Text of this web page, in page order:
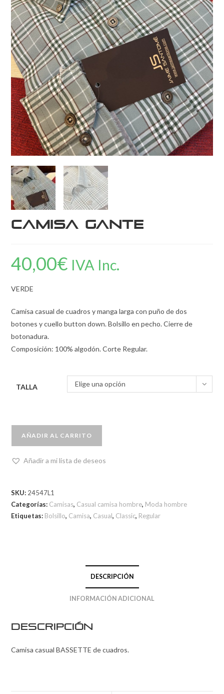
CAMISA GANTE
40,00€ IVA Inc.
VERDE
Camisa casual de cuadros y manga larga con puño de dos
botones y cuello button down. Bolsillo en pecho. Cierre de
botonadura.
Composición: 100% algodón. Corte Regular.
TALLA Elige una opción
AÑADIR AL CARRITO
Añadir a mi lista de deseos
SKU: 24547L1
Categorías: Camisas, Casual camisa hombre, Moda hombre
Etiquetas: Bolsillo, Camisa, Casual, Classic, Regular
DESCRIPCIÓN
INFORMACIÓN ADICIONAL
Descripción
Camisa casual BASSETTE de cuadros.